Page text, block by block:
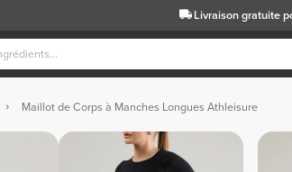
Livraison gratuite
Maillot de Corps à Manches Longues Athleisure